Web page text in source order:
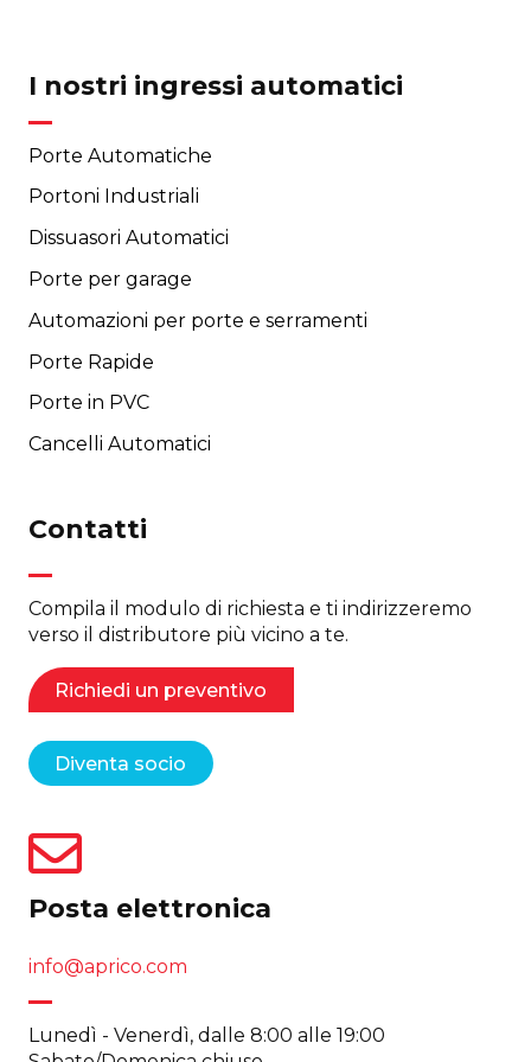
I nostri ingressi automatici
Porte Automatiche
Portoni Industriali
Dissuasori Automatici
Porte per garage
Automazioni per porte e serramenti
Porte Rapide
Porte in PVC
Cancelli Automatici
Contatti
Compila il modulo di richiesta e ti indirizzeremo
verso il distributore più vicino a te.
Richiedi un preventivo
Diventa socio
Posta elettronica
info@aprico.com
Lunedì - Venerdì, dalle 8:00 alle 19:00